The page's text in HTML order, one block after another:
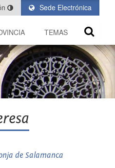
Sede Electrónica
TEMAS
de Salamanca